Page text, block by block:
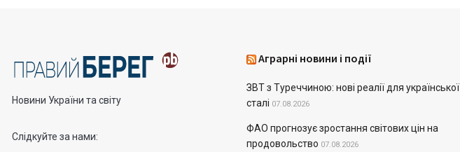
Новини України та світу
Слідкуйте за нами:
Аграрні новини і події
ЗВТ з Туреччиною: нові реалії для української
сталі 07.08.2026
ФАО прогнозує зростання світових цін на
продовольство 07.08.2026